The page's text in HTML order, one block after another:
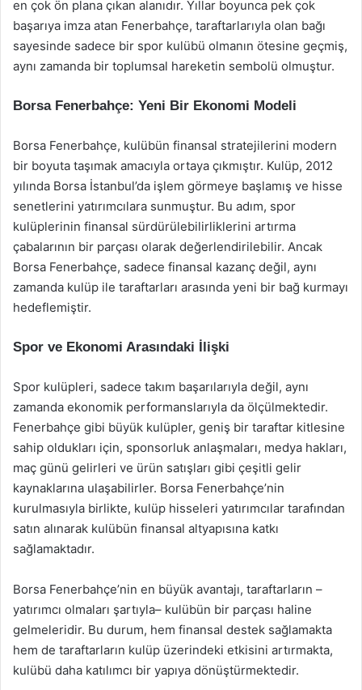
en çok ön plana çıkan alanıdır. Yıllar boyunca pek çok
başarıya imza atan Fenerbahçe, taraftarlarıyla olan bağı
sayesinde sadece bir spor kulübü olmanın ötesine geçmiş,
aynı zamanda bir toplumsal hareketin sembolü olmuştur.
Borsa Fenerbahçe: Yeni Bir Ekonomi Modeli
Borsa Fenerbahçe, kulübün finansal stratejilerini modern
bir boyuta taşımak amacıyla ortaya çıkmıştır. Kulüp, 2012
yılında Borsa İstanbul’da işlem görmeye başlamış ve hisse
senetlerini yatırımcılara sunmuştur. Bu adım, spor
kulüplerinin finansal sürdürülebilirliklerini artırma
çabalarının bir parçası olarak değerlendirilebilir. Ancak
Borsa Fenerbahçe, sadece finansal kazanç değil, aynı
zamanda kulüp ile taraftarları arasında yeni bir bağ kurmayı
hedeflemiştir.
Spor ve Ekonomi Arasındaki İlişki
Spor kulüpleri, sadece takım başarılarıyla değil, aynı
zamanda ekonomik performanslarıyla da ölçülmektedir.
Fenerbahçe gibi büyük kulüpler, geniş bir taraftar kitlesine
sahip oldukları için, sponsorluk anlaşmaları, medya hakları,
maç günü gelirleri ve ürün satışları gibi çeşitli gelir
kaynaklarına ulaşabilirler. Borsa Fenerbahçe’nin
kurulmasıyla birlikte, kulüp hisseleri yatırımcılar tarafından
satın alınarak kulübün finansal altyapısına katkı
sağlamaktadır.
Borsa Fenerbahçe’nin en büyük avantajı, taraftarların –
yatırımcı olmaları şartıyla– kulübün bir parçası haline
gelmeleridir. Bu durum, hem finansal destek sağlamakta
hem de taraftarların kulüp üzerindeki etkisini artırmakta,
kulübü daha katılımcı bir yapıya dönüştürmektedir.